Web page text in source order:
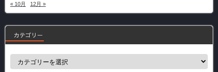
« 10月 12月 »
カテゴリー
カ